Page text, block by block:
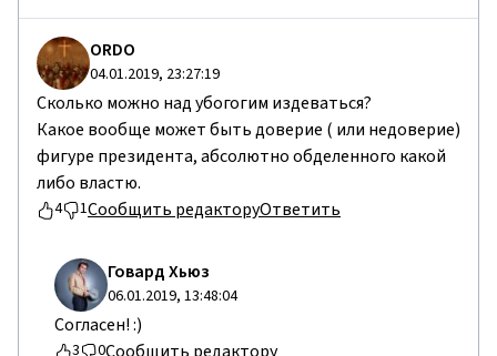
ORDO
04.01.2019, 23:27:19
Сколько можно над убогогим издеваться?
Какое вообще может быть доверие ( или недоверие)
фигуре президента, абсолютно обделенного какой
либо властю.
4 1Сообщить редакторуОтветить
Говард Хьюз
06.01.2019, 13:48:04
Согласен! :)
3 0